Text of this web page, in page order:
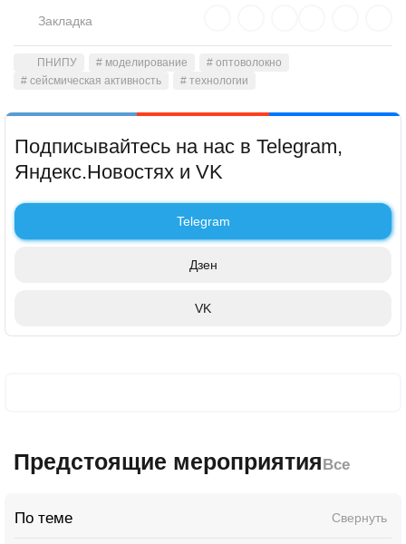
(организованного в 1953 году) с Вечерним
машиностроительным институтом. В 1992 году ППИ в числе
первых политехнических вузов России получил статус
технического университета.
Закладка
ПНИПУ # моделирование
# оптоволокно
# сейсмическая активность
# технологии
Подписывайтесь на нас в Telegram,
Яндекс.Новостях и VK
Telegram
Дзен
VK
Предстоящие мероприятия Все
По теме Свернуть